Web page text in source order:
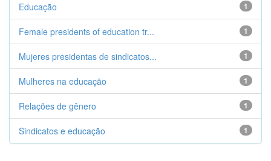
1
Educação
1
Female presidents of education tr...
1
Mujeres presidentas de sindicatos...
1
Mulheres na educação
1
Relações de gênero
1
Sindicatos e educação